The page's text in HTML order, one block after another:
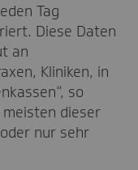
Tag
Diese Daten
an
Kliniken, in
so
dieser
nur sehr